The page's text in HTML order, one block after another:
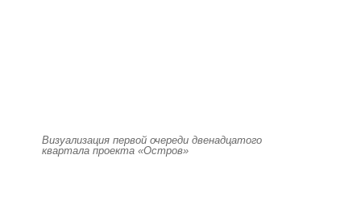
Визуализация первой очереди двенадцатого
квартала проекта «Остров»